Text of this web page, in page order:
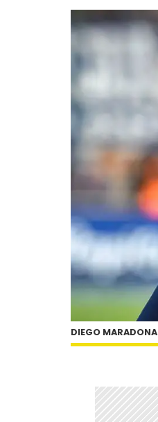
DIEGO MARADONA